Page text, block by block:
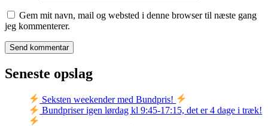
Gem mit navn, mail og websted i denne browser til næste gang
jeg kommenterer.
Seneste opslag
Seksten weekender med Bundpris!
Bundpriser igen lørdag kl 9:45-17:15, det er 4 dage i træk!